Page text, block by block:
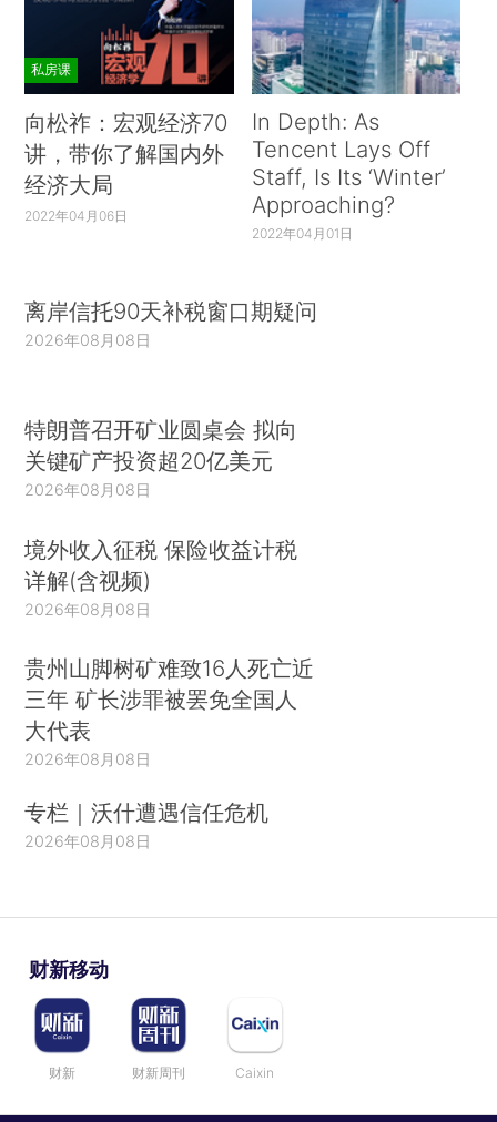
私房课
向松祚：宏观经济70
讲，带你了解国内外
经济大局
2022年04月06日
In Depth: As
Tencent Lays Off
Staff, Is Its ‘Winter’
Approaching?
2022年04月01日
离岸信托90天补税窗口期疑问
2026年08月08日
特朗普召开矿业圆桌会 拟向
关键矿产投资超20亿美元
2026年08月08日
境外收入征税 保险收益计税
详解(含视频)
2026年08月08日
贵州山脚树矿难致16人死亡近
三年 矿长涉罪被罢免全国人
大代表
2026年08月08日
专栏｜沃什遭遇信任危机
2026年08月08日
财新移动
财新 财新周刊 Caixin